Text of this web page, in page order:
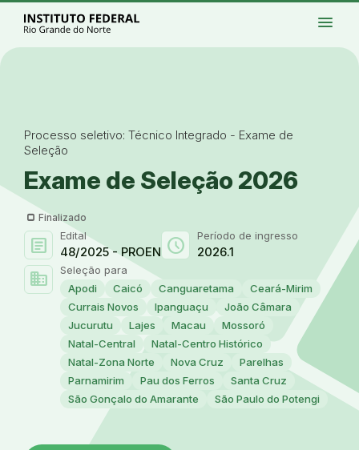
Ir para a página inicial
Ir para a busca
Ir para o conteúdo
Acessibilidade
menu
Menu
Processo seletivo: Técnico Integrado - Exame de
Seleção
Exame de Seleção 2026
Finalizado
article Edital
48/2025 - PROEN schedule Período de ingresso
2026.1
domain
Seleção para
Apodi
Caicó Canguaretama
Ceará-Mirim
Currais Novos
Ipanguaçu
João Câmara
Jucurutu
Lajes Macau
Mossoró
Natal-Central
Natal-Centro Histórico
Natal-Zona Norte
Nova Cruz
Parelhas
Parnamirim
Pau dos Ferros
Santa Cruz
São Gonçalo do Amarante
São Paulo do Potengi